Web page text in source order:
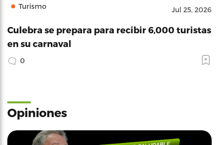
Turismo Jul 25, 2026
Culebra se prepara para recibir 6,000 turistas
en su carnaval
0
Opiniones